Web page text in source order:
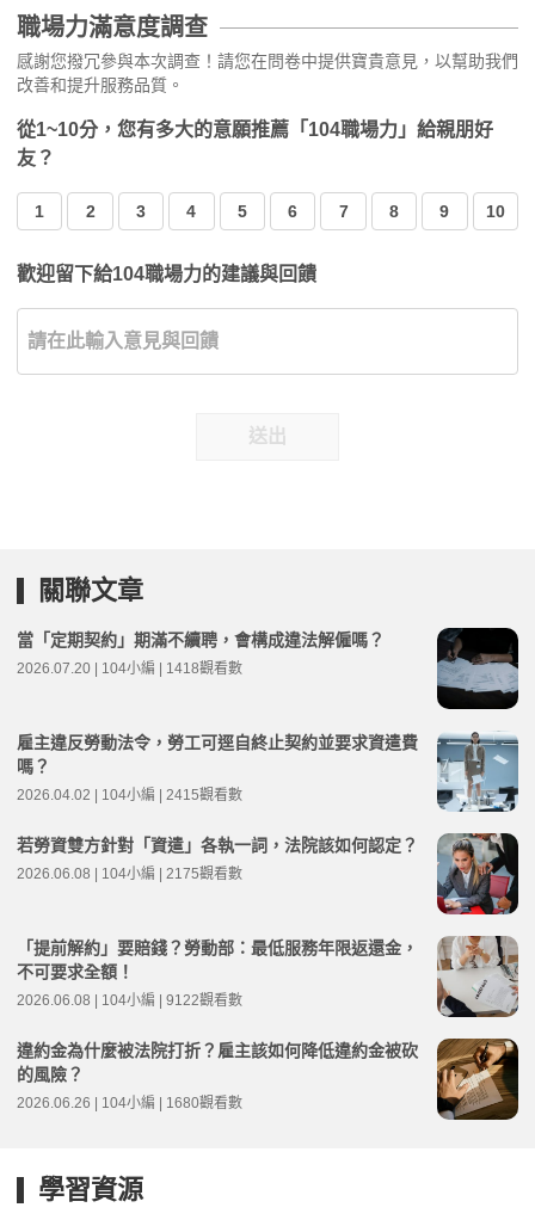
職場力滿意度調查
感謝您撥冗參與本次調查！請您在問卷中提供寶貴意見，以幫助我們
改善和提升服務品質。
從1~10分，您有多大的意願推薦「104職場力」給親朋好
友？
1 2 3 4 5 6 7 8 9 10
歡迎留下給104職場力的建議與回饋
送出
關聯文章
當「定期契約」期滿不續聘，會構成違法解僱嗎？
2026.07.20 | 104小編 | 1418觀看數
雇主違反勞動法令，勞工可逕自終止契約並要求資遣費
嗎？
2026.04.02 | 104小編 | 2415觀看數
若勞資雙方針對「資遣」各執一詞，法院該如何認定？
2026.06.08 | 104小編 | 2175觀看數
「提前解約」要賠錢？勞動部：最低服務年限返還金，
不可要求全額！
2026.06.08 | 104小編 | 9122觀看數
違約金為什麼被法院打折？雇主該如何降低違約金被砍
的風險？
2026.06.26 | 104小編 | 1680觀看數
學習資源